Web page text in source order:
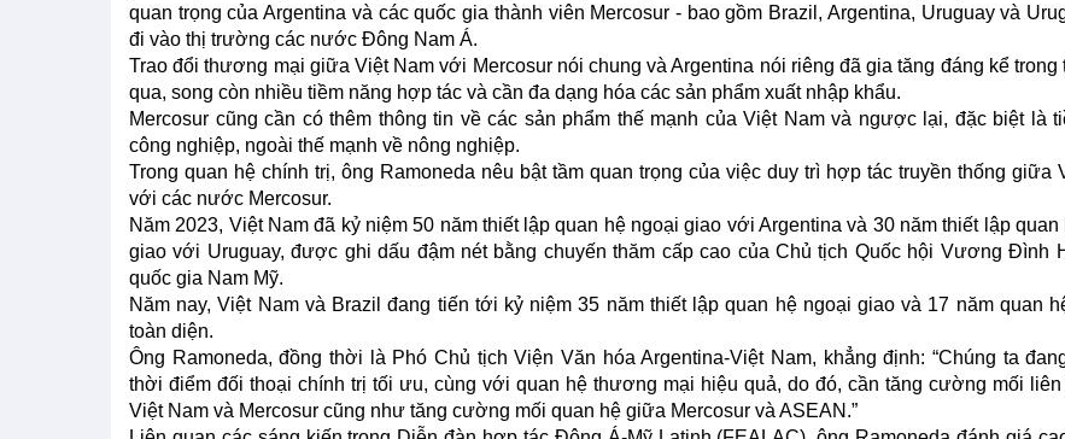
quan trọng của Argentina và các quốc gia thành viên Mercosur - bao gồm Brazil, Argentina, Uruguay và
đi vào thị trường các nước Đông Nam Á.
Trao đổi thương mại giữa Việt Nam với Mercosur nói chung và Argentina nói riêng đã gia tăng đáng kể trong
qua, song còn nhiều tiềm năng hợp tác và cần đa dạng hóa các sản phẩm xuất nhập khẩu.
Mercosur cũng cần có thêm thông tin về các sản phẩm thế mạnh của Việt Nam và ngược lại, đặc biệt là
công nghiệp, ngoài thế mạnh về nông nghiệp.
Trong quan hệ chính trị, ông Ramoneda nêu bật tầm quan trọng của việc duy trì hợp tác truyền thống giữa
với các nước Mercosur.
Năm 2023, Việt Nam đã kỷ niệm 50 năm thiết lập quan hệ ngoại giao với Argentina và 30 năm thiết lập quan
giao với Uruguay, được ghi dấu đậm nét bằng chuyến thăm cấp cao của Chủ tịch Quốc hội Vương Đình
quốc gia Nam Mỹ.
Năm nay, Việt Nam và Brazil đang tiến tới kỷ niệm 35 năm thiết lập quan hệ ngoại giao và 17 năm quan
toàn diện.
Ông Ramoneda, đồng thời là Phó Chủ tịch Viện Văn hóa Argentina-Việt Nam, khẳng định: “Chúng ta
thời điểm đối thoại chính trị tối ưu, cùng với quan hệ thương mại hiệu quả, do đó, cần tăng cường mối
Việt Nam và Mercosur cũng như tăng cường mối quan hệ giữa Mercosur và ASEAN.”